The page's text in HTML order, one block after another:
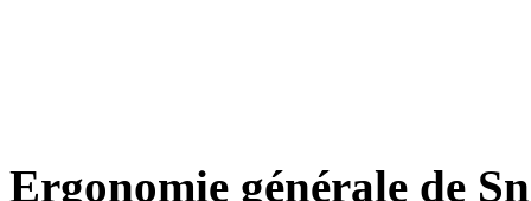
Ergonomie générale de